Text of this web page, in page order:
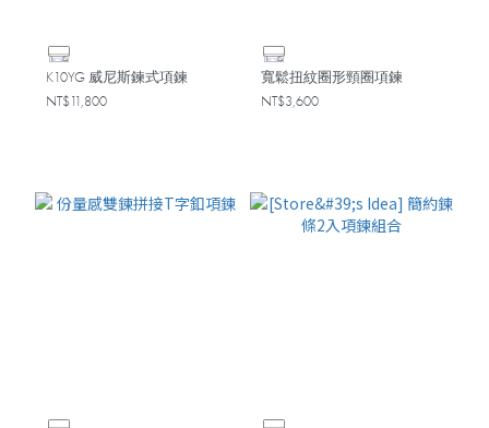
K10YG 威尼斯鍊式項鍊
NT$11,800
寬鬆扭紋圈形頸圈項鍊
NT$3,600